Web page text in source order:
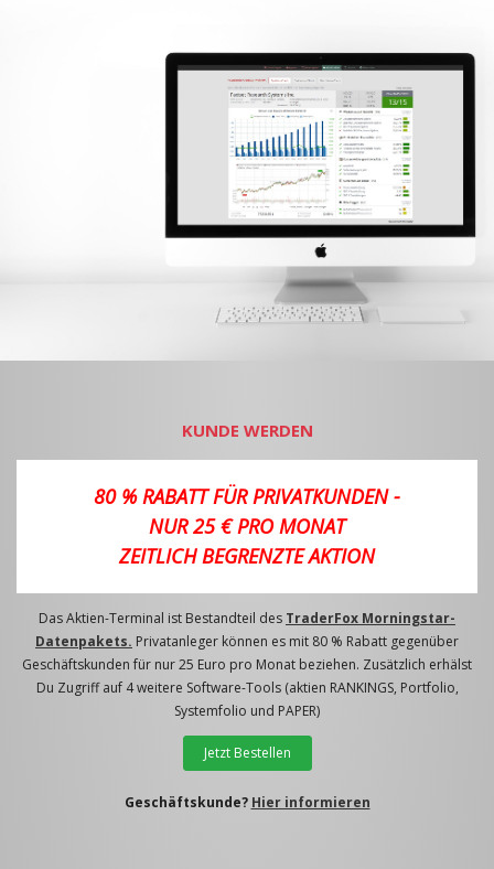
KUNDE WERDEN
80 % RABATT FÜR PRIVATKUNDEN -
NUR 25 € PRO MONAT
ZEITLICH BEGRENZTE AKTION
Das Aktien-Terminal ist Bestandteil des TraderFox Morningstar-
Datenpakets. Privatanleger können es mit 80 % Rabatt gegenüber
Geschäftskunden für nur 25 Euro pro Monat beziehen. Zusätzlich erhälst
Du Zugriff auf 4 weitere Software-Tools (aktien RANKINGS, Portfolio,
Systemfolio und PAPER)
Jetzt Bestellen
Geschäftskunde? Hier informieren